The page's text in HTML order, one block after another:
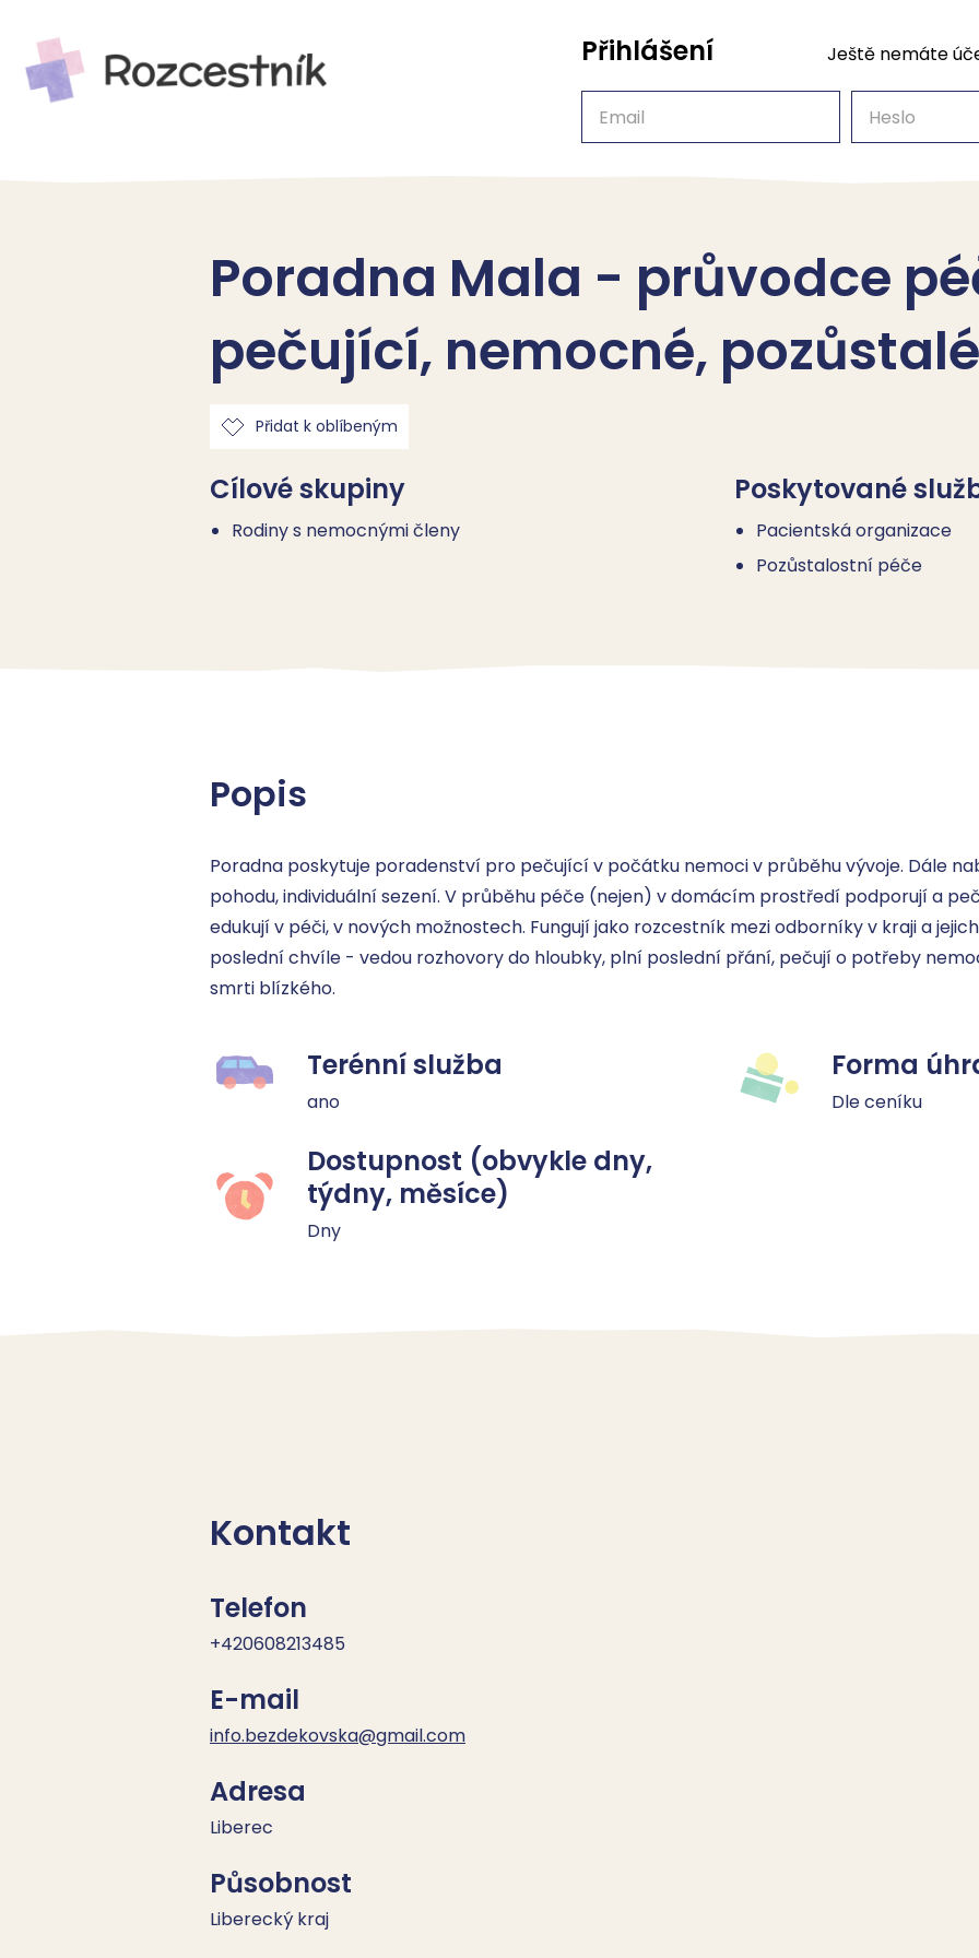
Přihlášení
Ještě nemáte
Poradna Mala - průvodce
pečující, nemocné, pozůstalé
Přidat k oblíbeným
Cílové skupiny
Rodiny s nemocnými členy
Poskytované
Pacientská organizace
Pozůstalostní péče
Popis
Poradna poskytuje poradenství pro pečující v počátku nemoci v průběhu vývoje. Dále
pohodu, individuální sezení. V průběhu péče (nejen) v domácím prostředí podporují a
edukují v péči, v nových možnostech. Fungují jako rozcestník mezi odborníky v kraji a
poslední chvíle - vedou rozhovory do hloubky, plní poslední přání, pečují o potřeby
smrti blízkého.
Terénní služba
ano
Forma
Dle ceníku
Dostupnost (obvykle dny,
týdny, měsíce)
Dny
Kontakt
Telefon
+420608213485
E-mail
info.bezdekovska@gmail.com
Adresa
Liberec
Působnost
Liberecký kraj